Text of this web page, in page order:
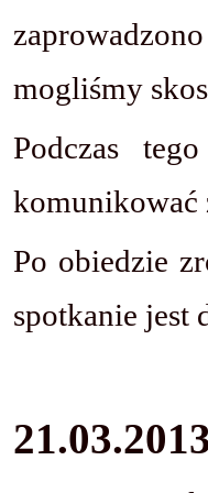
mogliśmy
Podczas
komunikować
Po obiedzie
spotkanie jest